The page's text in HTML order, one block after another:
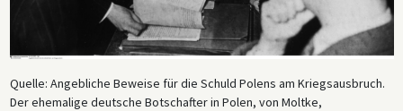
Quelle: Angebliche Beweise für die Schuld Polens am Kriegsausbruch.
Der ehemalige deutsche Botschafter in Polen, von Moltke,